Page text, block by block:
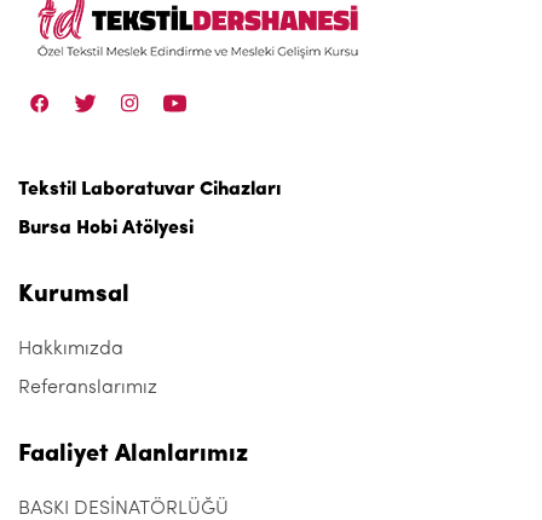
Tekstil Laboratuvar Cihazları
Bursa Hobi Atölyesi
Kurumsal
Hakkımızda
Referanslarımız
Faaliyet Alanlarımız
BASKI DESİNATÖRLÜĞÜ